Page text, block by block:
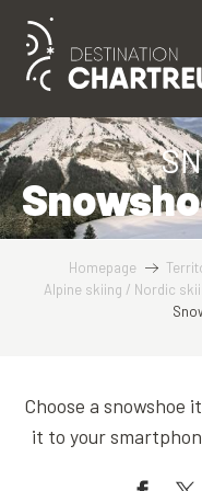
contenu
principal
Homepage
Alpine skiing / Nordic
Choose a snowshoe
it to your